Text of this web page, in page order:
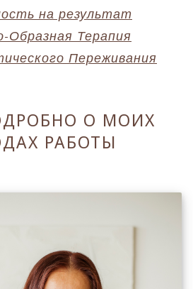
на результат
Образная Терапия
Переживания
О МОИХ
РАБОТЫ